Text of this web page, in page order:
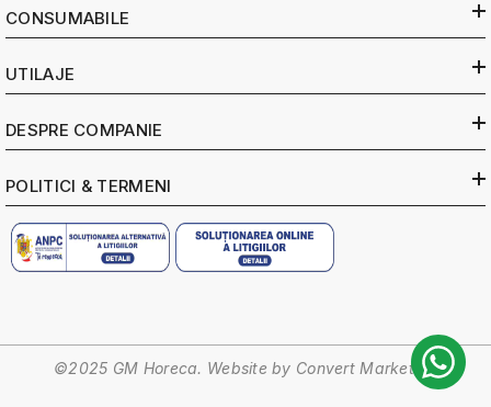
CONSUMABILE
UTILAJE
DESPRE COMPANIE
POLITICI & TERMENI
©2025 GM Horeca. Website by Convert Marketing